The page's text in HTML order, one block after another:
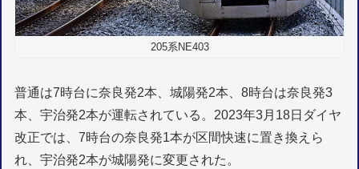
205系NE403
普通は7時台に奈良発2本、城陽発2本、8時台は奈良発3
本、宇治発2本が運転されている。2023年3月18日ダイヤ
改正では、7時台の奈良発1本が区間快速に置き換えら
れ、宇治発2本が城陽発に変更された。